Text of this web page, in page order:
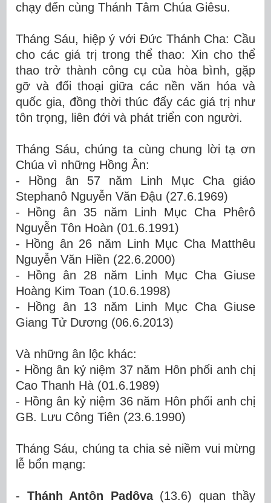
chạy đến cùng Thánh Tâm Chúa Giêsu.
Tháng Sáu, hiệp ý với Đức Thánh Cha: Cầu
cho các giá trị trong thể thao: Xin cho thể
thao trở thành công cụ của hòa bình, gặp
gỡ và đối thoại giữa các nền văn hóa và
quốc gia, đồng thời thúc đẩy các giá trị như
tôn trọng, liên đới và phát triển con người.
Tháng Sáu, chúng ta cùng chung lời tạ ơn
Chúa vì những Hồng Ân:
- Hồng ân 57 năm Linh Mục Cha giáo
Stephanô Nguyễn Văn Đậu (27.6.1969)
- Hồng ân 35 năm Linh Mục Cha Phêrô
Nguyễn Tôn Hoàn (01.6.1991)
- Hồng ân 26 năm Linh Mục Cha Matthêu
Nguyễn Văn Hiền (22.6.2000)
- Hồng ân 28 năm Linh Mục Cha Giuse
Hoàng Kim Toan (10.6.1998)
- Hồng ân 13 năm Linh Mục Cha Giuse
Giang Tử Dương (06.6.2013)
Và những ân lộc khác:
- Hồng ân kỷ niệm 37 năm Hôn phối anh chị
Cao Thanh Hà (01.6.1989)
- Hồng ân kỷ niệm 36 năm Hôn phối anh chị
GB. Lưu Công Tiên (23.6.1990)
Tháng Sáu, chúng ta chia sẻ niềm vui mừng
lễ bổn mạng:
- Thánh Antôn Padôva(13.6) quan thầy